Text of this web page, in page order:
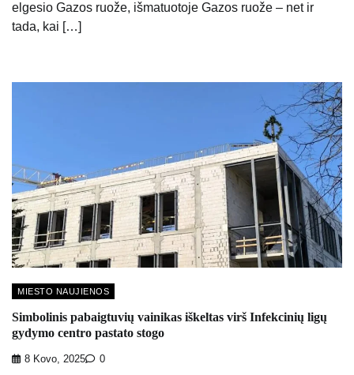
elgesio Gazos ruože, išmatuotoje Gazos ruože – net ir
tada, kai […]
MIESTO NAUJIENOS
Simbolinis pabaigtuvių vainikas iškeltas virš Infekcinių ligų
gydymo centro pastato stogo
8 Kovo, 2025 0